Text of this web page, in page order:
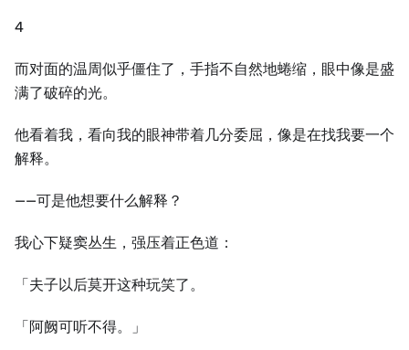
4
而对面的温周似乎僵住了，手指不自然地蜷缩，眼中像是盛
满了破碎的光。
他看着我，看向我的眼神带着几分委屈，像是在找我要一个
解释。
——可是他想要什么解释？
我心下疑窦丛生，强压着正色道：
「夫子以后莫开这种玩笑了。
「阿阙可听不得。」